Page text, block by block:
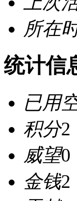
所在
统计信
已用
积分2
威望0
金钱2